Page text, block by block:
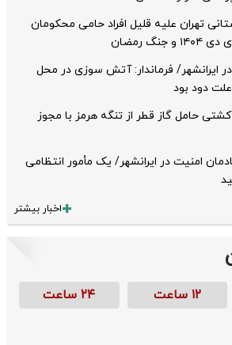
تهران علیه قلیل افراد حامی محکومان
رمضان
ایرانشهر/ فرماندار: آتش سوزی در محل
دود بود
حامل گاز قطر از تنگه هرمز با مجوز
امنیت در ایرانشهر/ یک مأمور انتظامی
اخبار بیشتر
۱۲ ساعت ۲۴ ساعت